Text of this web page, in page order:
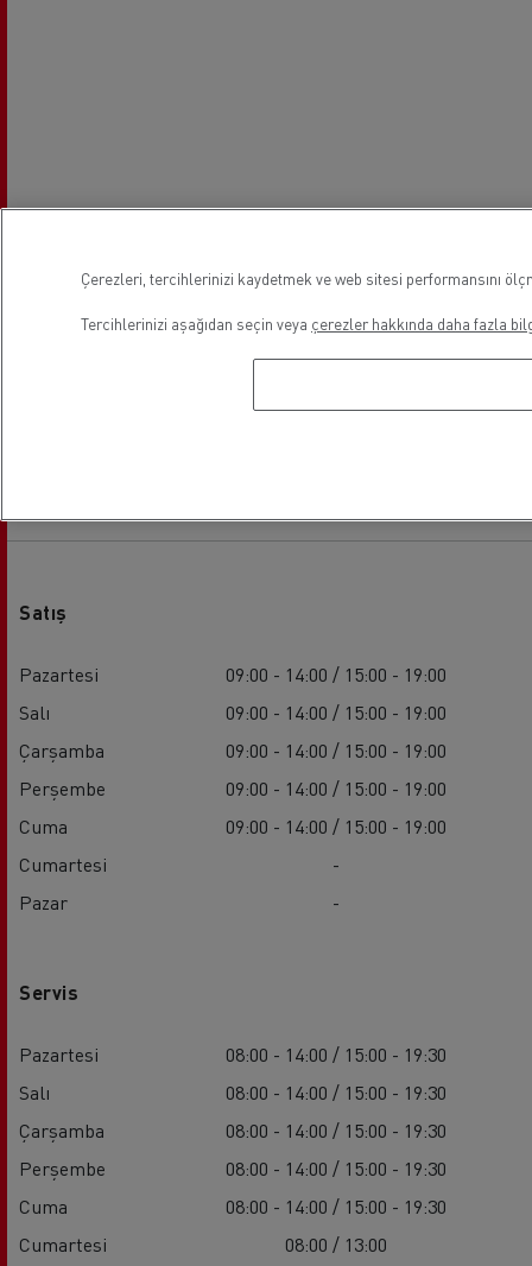
Satış
Pazartesi
09:00 - 14:00 / 15:00 - 19:00
Salı
09:00 - 14:00 / 15:00 - 19:00
Çarşamba
09:00 - 14:00 / 15:00 - 19:00
Perşembe
09:00 - 14:00 / 15:00 - 19:00
Cuma
09:00 - 14:00 / 15:00 - 19:00
Cumartesi
-
Pazar
-
Servis
Pazartesi
08:00 - 14:00 / 15:00 - 19:30
Salı
08:00 - 14:00 / 15:00 - 19:30
Çarşamba
08:00 - 14:00 / 15:00 - 19:30
Perşembe
08:00 - 14:00 / 15:00 - 19:30
Cuma
08:00 - 14:00 / 15:00 - 19:30
Cumartesi
08:00 / 13:00
Çerezleri, tercihlerinizi kaydetmek ve web sitesi performansını
Tercihlerinizi aşağıdan seçin veya çerezler hakkında daha fazla